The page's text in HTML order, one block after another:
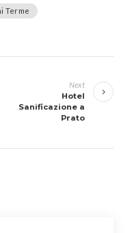
Terme
Next
Hotel
Sanificazione a
Prato